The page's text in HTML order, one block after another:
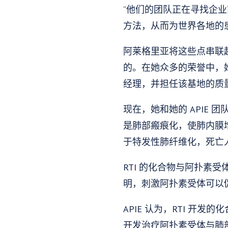
“他们的团队正在寻找企
方法，从而为世界各地的
阿莱格里亚将这些点串
的。在她众多的荣誉中
经理，并担任该基地的质
现在，她和她的 APIE 团
是肺部瘢痕化，使肺内
于特发性肺纤维化，死亡
RTI 的化合物与阿扑素受
明，刺激阿扑素受体可
APIE 认为，RTI 开发的
开发治疗阿扑素受体与